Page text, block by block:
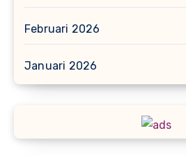
Februari 2026
Januari 2026